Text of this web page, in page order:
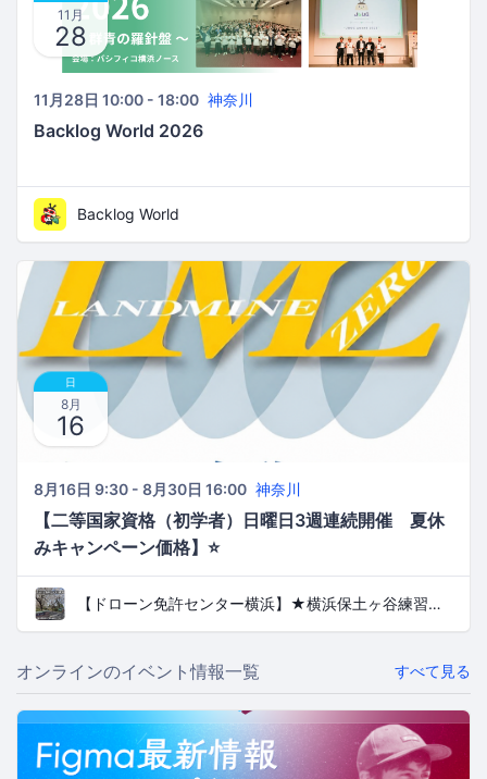
11月
28
11月28日 10:00 - 18:00 神奈川
Backlog World 2026
Backlog World
日
8月
16
8月16日 9:30 - 8月30日 16:00 神奈川
【二等国家資格（初学者）日曜日3週連続開催 夏休
みキャンペーン価格】⭐️
【ドローン免許センター横浜】★横浜保土ヶ谷練習場（ＪＲ東戸塚🚉）★町田市緑山練習場（小田急線鶴川🚉にて、ドローン二等国家資格取得可能
オンラインのイベント情報一覧 すべて見る